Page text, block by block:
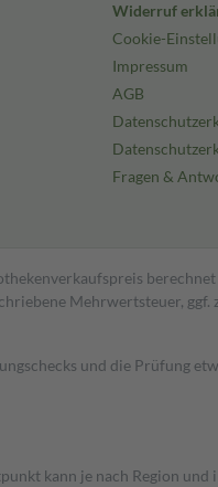
Widerruf
Cookie-
Impressum
AGB
Fragen &
Mehrwertsteuer, ggf.
und die Prüfung
kann je nach Region und